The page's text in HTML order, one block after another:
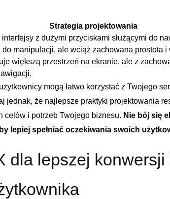
Strategia ​projektowania
z⁢ dużymi ​przyciskami służącymi do
manipulacji, ale​ wciąż zachowana prostota
większą ‍przestrzeń na ekranie,‍ ale z
mogą łatwo korzystać ‌z ​Twojego
jednak, że najlepsze praktyki ‍projektowania
celów ‍i ⁢potrzeb Twojego​ biznesu. Nie bój się
lepiej spełniać ​oczekiwania swoich⁢
dla lepszej konwersji